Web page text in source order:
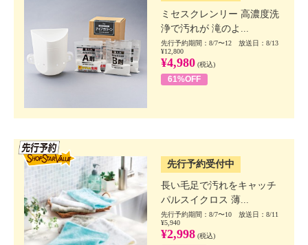
ミセスクレンリー 高濃度洗
浄で汚れが 滝のよ...
先行予約期間：8/7〜12 放送日：8/13
¥12,800
¥4,980 (税込)
61%OFF
先行予約受付中
長い毛足で汚れをキャッチ
パルスイクロス 薄...
先行予約期間：8/7〜10 放送日：8/11
¥5,940
¥2,998 (税込)